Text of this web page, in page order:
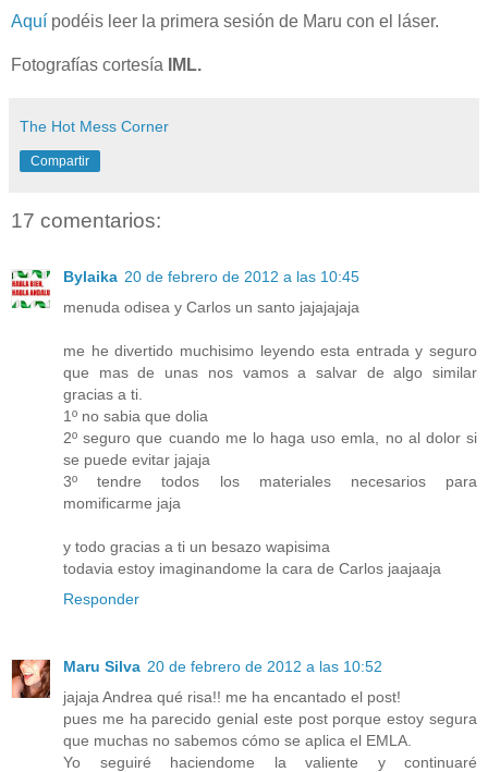
Aquí podéis leer la primera sesión de Maru con el láser.
Fotografías cortesía IML.
The Hot Mess Corner
Compartir
17 comentarios:
Bylaika 20 de febrero de 2012 a las 10:45
menuda odisea y Carlos un santo jajajajaja
me he divertido muchisimo leyendo esta entrada y seguro
que mas de unas nos vamos a salvar de algo similar
gracias a ti.
1º no sabia que dolia
2º seguro que cuando me lo haga uso emla, no al dolor si
se puede evitar jajaja
3º tendre todos los materiales necesarios para
momificarme jaja
y todo gracias a ti un besazo wapisima
todavia estoy imaginandome la cara de Carlos jaajaaja
Responder
Maru Silva 20 de febrero de 2012 a las 10:52
jajaja Andrea qué risa!! me ha encantado el post!
pues me ha parecido genial este post porque estoy segura
que muchas no sabemos cómo se aplica el EMLA.
Yo seguiré haciendome la valiente y continuaré